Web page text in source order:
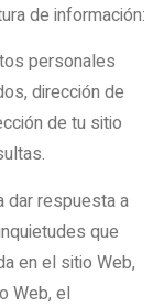
de información:
personales
dirección de
de tu sitio
dar respuesta a
que
en el sitio Web,
Web, el